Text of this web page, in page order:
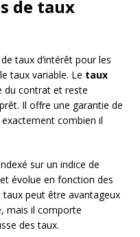
de taux
taux d’intérêt pour les
taux variable. Le taux
du contrat et reste
Il offre une garantie de
combien il
sur un indice de
évolue en fonction des
peut être avantageux
mais il comporte
des taux.